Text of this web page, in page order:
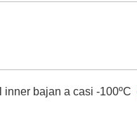
inner bajan a casi -100ºC